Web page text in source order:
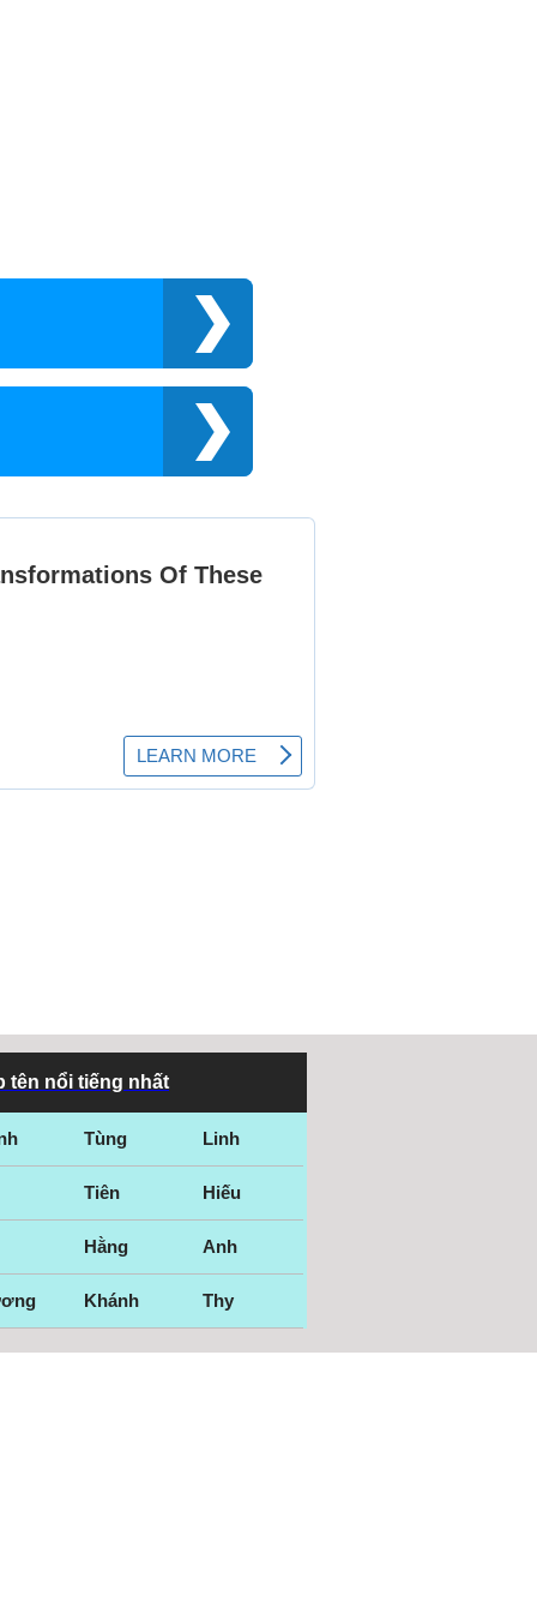
tên nổi tiếng nhất
Tùng Linh
Tiên Hiếu
Hằng Anh
Khánh Thy